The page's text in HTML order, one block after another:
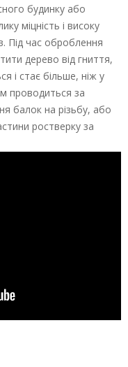
будинку або
міцність і високу
Під час оброблення
дерево від гниття,
і стає більше, ніж у
проводиться за
балок на різьбу, або
ростверку за